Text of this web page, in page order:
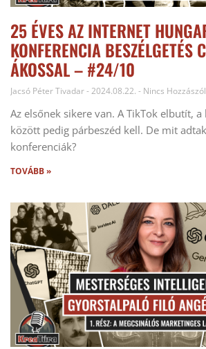
25 ÉVES AZ INTERNET
KONFERENCIA BESZÉLGETÉS
ÁKOSSAL – #24/10
Jacsó Péter Tivadar 2024.08.22. Nincs
Az elsőnek sikere van. A TikTok elbutít,
között pedig párbeszéd kell. De mit
konferenciák?
TOVÁBB »